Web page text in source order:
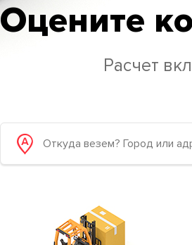
Оцените
Расчет